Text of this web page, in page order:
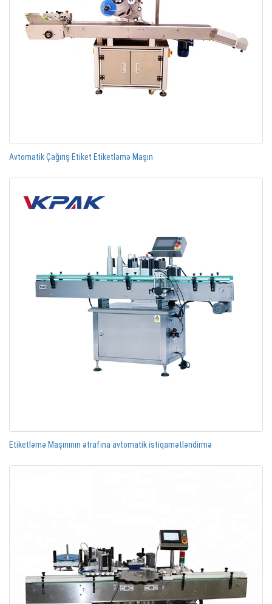
Avtomatik Çağırış Etiket Etiketləmə Maşın
Etiketləmə Maşınının ətrafına avtomatik istiqamətləndirmə